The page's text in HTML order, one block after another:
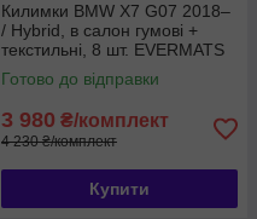
Килимки BMW X7 G07 2018–
/ Hybrid, в салон гумові +
текстильні, 8 шт. EVERMATS
Чехія (PT222722FL)
Готово до відправки
3 980 ₴/комплект
4 230 ₴/комплект
Купити